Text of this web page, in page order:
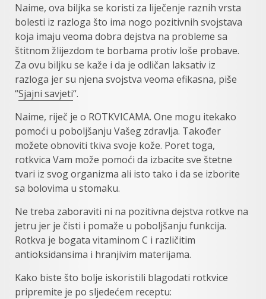
Naime, ova biljka se koristi za liječenje raznih vrsta
bolesti iz razloga što ima nogo pozitivnih svojstava
koja imaju veoma dobra dejstva na probleme sa
štitnom žlijezdom te borbama protiv loše probave.
Za ovu biljku se kaže i da je odličan laksativ iz
razloga jer su njena svojstva veoma efikasna, piše
“Sjajni savjeti“.
Naime, riječ je o ROTKVICAMA. One mogu itekako
pomoći u poboljšanju Vašeg zdravlja. Također
možete obnoviti tkiva svoje kože. Poret toga,
rotkvica Vam može pomoći da izbacite sve štetne
tvari iz svog organizma ali isto tako i da se izborite
sa bolovima u stomaku.
Ne treba zaboraviti ni na pozitivna dejstva rotkve na
jetru jer je čisti i pomaže u poboljšanju funkcija.
Rotkva je bogata vitaminom C i različitim
antioksidansima i hranjivim materijama.
Kako biste što bolje iskoristili blagodati rotkvice
pripremite je po sljedećem receptu: